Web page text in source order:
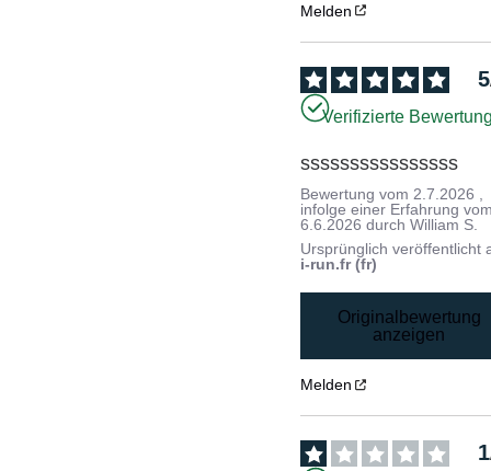
Melden
5
Verifizierte
ssssssssssssssss
Bewertung vom 2.7.2026
infolge einer Erfahrung
6.6.2026 durchWilliam S.
Ursprünglich veröffentlicht
i-run.fr (fr)
Originalbewertung
anzeigen
Melden
1